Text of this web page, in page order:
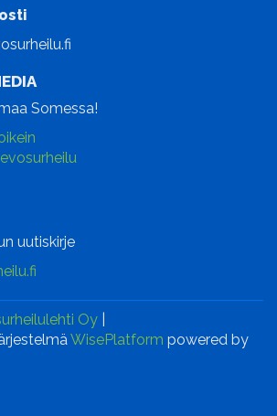
Somessa!
uutiskirje
Oy
WisePlatform powered by